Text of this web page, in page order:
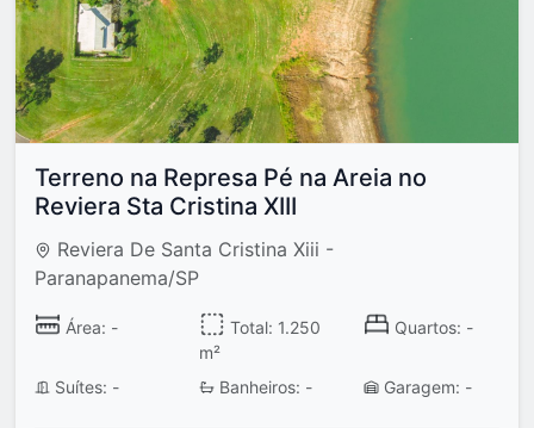
Terreno na Represa Pé na Areia no
Reviera Sta Cristina XIII
Reviera De Santa Cristina Xiii -
Paranapanema/SP
Área: -
Total: 1.250
m²
Quartos: -
Suítes: - Banheiros: - Garagem: -